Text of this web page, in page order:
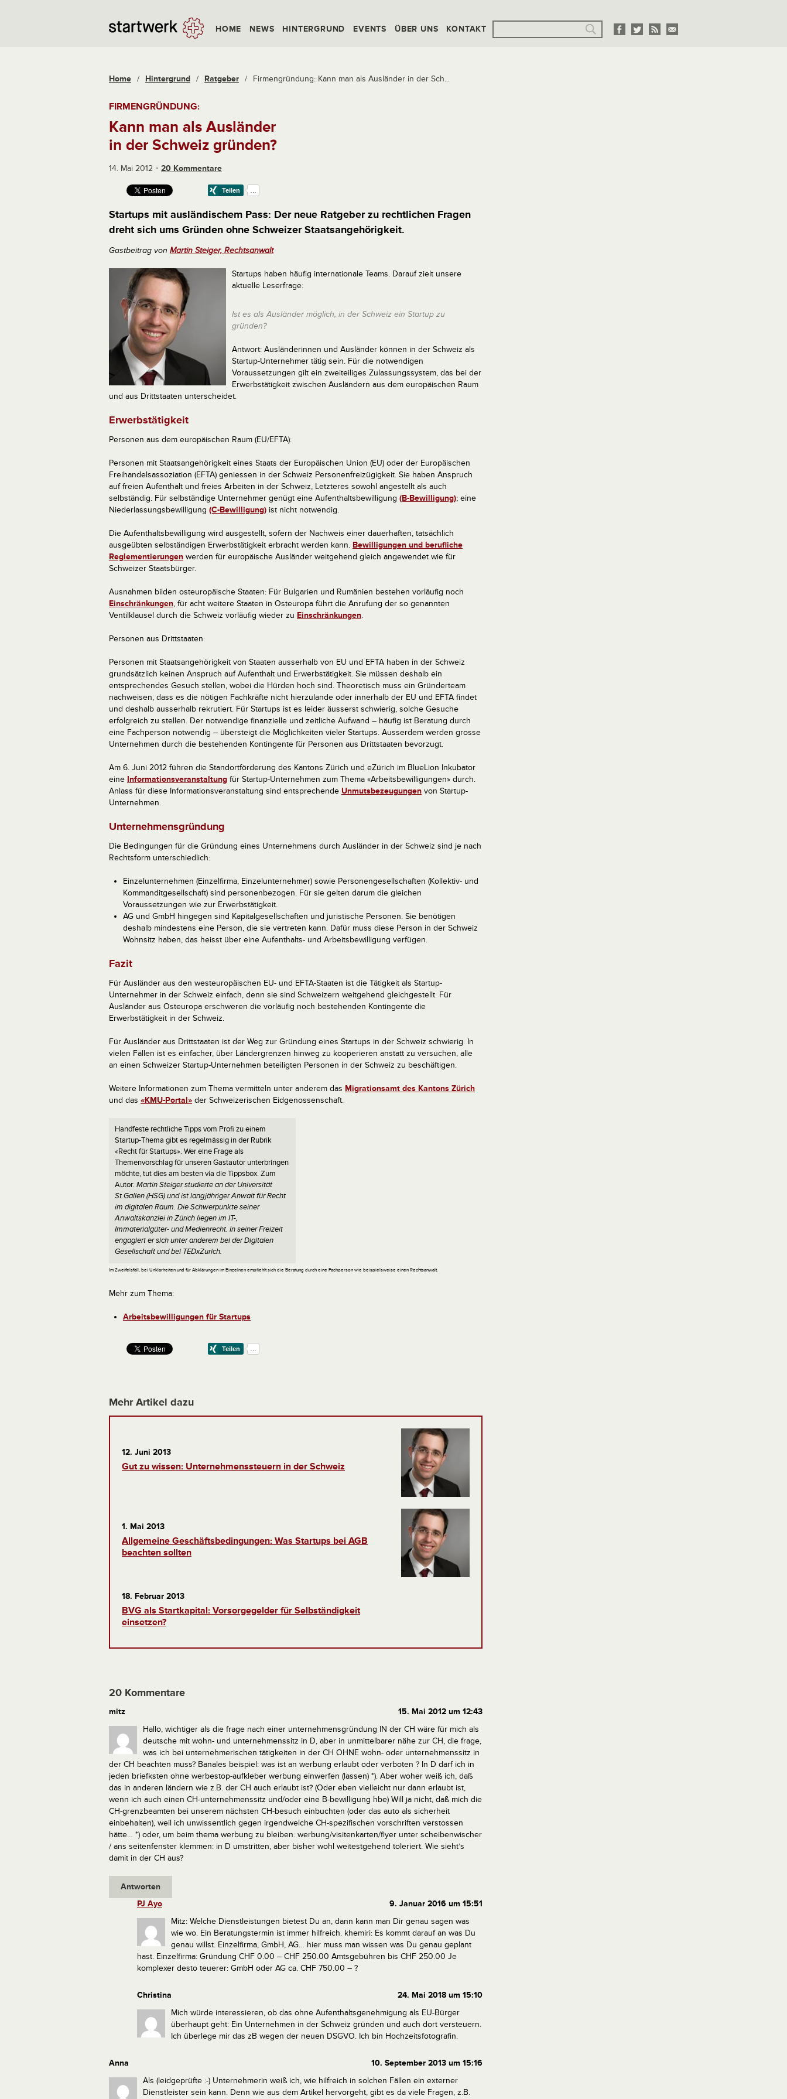
HOME NEWS HINTERGRUND EVENTS ÜBER UNS KONTAKT
Home / Hintergrund / Ratgeber / Firmengründung: Kann man als Ausländer in der Sch...
FIRMENGRÜNDUNG:
Kann man als Ausländer
in der Schweiz gründen?
14. Mai 2012 20 Kommentare
Startups mit ausländischem Pass: Der neue Ratgeber zu rechtlichen Fragen
dreht sich ums Gründen ohne Schweizer Staatsangehörigkeit.
Gastbeitrag von Martin Steiger, Rechtsanwalt
Startups haben häufig internationale Teams. Darauf zielt unsere
aktuelle Leserfrage:
Ist es als Ausländer möglich, in der Schweiz ein Startup zu
gründen?
Antwort: Ausländerinnen und Ausländer können in der Schweiz als
Startup-Unternehmer tätig sein. Für die notwendigen
Voraussetzungen gilt ein zweiteiliges Zulassungssystem, das bei der
Erwerbstätigkeit zwischen Ausländern aus dem europäischen Raum
und aus Drittstaaten unterscheidet.
Erwerbstätigkeit
Personen aus dem europäischen Raum (EU/EFTA):
Personen mit Staatsangehörigkeit eines Staats der Europäischen Union (EU) oder der Europäischen
Freihandelsassoziation (EFTA) geniessen in der Schweiz Personenfreizügigkeit. Sie haben Anspruch
auf freien Aufenthalt und freies Arbeiten in der Schweiz, Letzteres sowohl angestellt als auch
selbständig. Für selbständige Unternehmer genügt eine Aufenthaltsbewilligung (B-Bewilligung); eine
Niederlassungsbewilligung (C-Bewilligung) ist nicht notwendig.
Die Aufenthaltsbewilligung wird ausgestellt, sofern der Nachweis einer dauerhaften, tatsächlich
ausgeübten selbständigen Erwerbstätigkeit erbracht werden kann. Bewilligungen und berufliche
Reglementierungen werden für europäische Ausländer weitgehend gleich angewendet wie für
Schweizer Staatsbürger.
Ausnahmen bilden osteuropäische Staaten: Für Bulgarien und Rumänien bestehen vorläufig noch
Einschränkungen, für acht weitere Staaten in Osteuropa führt die Anrufung der so genannten
Ventilklausel durch die Schweiz vorläufig wieder zu Einschränkungen.
Personen aus Drittstaaten:
Personen mit Staatsangehörigkeit von Staaten ausserhalb von EU und EFTA haben in der Schweiz
grundsätzlich keinen Anspruch auf Aufenthalt und Erwerbstätigkeit. Sie müssen deshalb ein
entsprechendes Gesuch stellen, wobei die Hürden hoch sind. Theoretisch muss ein Gründerteam
nachweisen, dass es die nötigen Fachkräfte nicht hierzulande oder innerhalb der EU und EFTA findet
und deshalb ausserhalb rekrutiert. Für Startups ist es leider äusserst schwierig, solche Gesuche
erfolgreich zu stellen. Der notwendige finanzielle und zeitliche Aufwand – häufig ist Beratung durch
eine Fachperson notwendig – übersteigt die Möglichkeiten vieler Startups. Ausserdem werden grosse
Unternehmen durch die bestehenden Kontingente für Personen aus Drittstaaten bevorzugt.
Am 6. Juni 2012 führen die Standortförderung des Kantons Zürich und eZürich im BlueLion Inkubator
eine Informationsveranstaltung für Startup-Unternehmen zum Thema «Arbeitsbewilligungen» durch.
Anlass für diese Informationsveranstaltung sind entsprechende Unmutsbezeugungen von Startup-
Unternehmen.
Unternehmensgründung
Die Bedingungen für die Gründung eines Unternehmens durch Ausländer in der Schweiz sind je nach
Rechtsform unterschiedlich:
Einzelunternehmen (Einzelfirma, Einzelunternehmer) sowie Personengesellschaften (Kollektiv- und
Kommanditgesellschaft) sind personenbezogen. Für sie gelten darum die gleichen
Voraussetzungen wie zur Erwerbstätigkeit.
AG und GmbH hingegen sind Kapitalgesellschaften und juristische Personen. Sie benötigen
deshalb mindestens eine Person, die sie vertreten kann. Dafür muss diese Person in der Schweiz
Wohnsitz haben, das heisst über eine Aufenthalts- und Arbeitsbewilligung verfügen.
Fazit
Für Ausländer aus den westeuropäischen EU- und EFTA-Staaten ist die Tätigkeit als Startup-
Unternehmer in der Schweiz einfach, denn sie sind Schweizern weitgehend gleichgestellt. Für
Ausländer aus Osteuropa erschweren die vorläufig noch bestehenden Kontingente die
Erwerbstätigkeit in der Schweiz.
Für Ausländer aus Drittstaaten ist der Weg zur Gründung eines Startups in der Schweiz schwierig. In
vielen Fällen ist es einfacher, über Ländergrenzen hinweg zu kooperieren anstatt zu versuchen, alle
an einen Schweizer Startup-Unternehmen beteiligten Personen in der Schweiz zu beschäftigen.
Weitere Informationen zum Thema vermitteln unter anderem das Migrationsamt des Kantons Zürich
und das «KMU-Portal» der Schweizerischen Eidgenossenschaft.
Handfeste rechtliche Tipps vom Profi zu einem
Startup-Thema gibt es regelmässig in der Rubrik
«Recht für Startups». Wer eine Frage als
Themenvorschlag für unseren Gastautor unterbringen
möchte, tut dies am besten via die Tippsbox. Zum
Autor: Martin Steiger studierte an der Universität
St.Gallen (HSG) und ist langjähriger Anwalt für Recht
im digitalen Raum. Die Schwerpunkte seiner
Anwaltskanzlei in Zürich liegen im IT-,
Immaterialgüter- und Medienrecht. In seiner Freizeit
engagiert er sich unter anderem bei der Digitalen
Gesellschaft und bei TEDxZurich.
Im Zweifelsfall, bei Unklarheiten und für Abklärungen im Einzelnen empfiehlt sich die Beratung durch eine Fachperson wie beispielsweise einen Rechtsanwalt.
Mehr zum Thema:
Arbeitsbewilligungen für Startups
Mehr Artikel dazu
12. Juni 2013
Gut zu wissen: Unternehmenssteuern in der Schweiz
1. Mai 2013
Allgemeine Geschäftsbedingungen: Was Startups bei AGB
beachten sollten
18. Februar 2013
BVG als Startkapital: Vorsorgegelder für Selbständigkeit
einsetzen?
20 Kommentare
mitz
15. Mai 2012 um 12:43
Hallo, wichtiger als die frage nach einer unternehmensgründung IN der CH wäre für mich als
deutsche mit wohn- und unternehmenssitz in D, aber in unmittelbarer nähe zur CH, die frage,
was ich bei unternehmerischen tätigkeiten in der CH OHNE wohn- oder unternehmenssitz in
der CH beachten muss? Banales beispiel: was ist an werbung erlaubt oder verboten ? In D darf ich in
jeden briefksten ohne werbestop-aufkleber werbung einwerfen (lassen) *). Aber woher weiß ich, daß
das in anderen ländern wie z.B. der CH auch erlaubt ist? (Oder eben vielleicht nur dann erlaubt ist,
wenn ich auch einen CH-unternehmenssitz und/oder eine B-bewilligung hbe) Will ja nicht, daß mich die
CH-grenzbeamten bei unserem nächsten CH-besuch einbuchten (oder das auto als sicherheit
einbehalten), weil ich unwissentlich gegen irgendwelche CH-spezifischen vorschriften verstossen
hätte… *) oder, um beim thema werbung zu bleiben: werbung/visitenkarten/flyer unter scheibenwischer
/ ans seitenfenster klemmen: in D umstritten, aber bisher wohl weitestgehend toleriert. Wie sieht’s
damit in der CH aus?
Antworten
PJ Ayo
9. Januar 2016 um 15:51
Mitz: Welche Dienstleistungen bietest Du an, dann kann man Dir genau sagen was
wie wo. Ein Beratungstermin ist immer hilfreich. khemiri: Es kommt darauf an was Du
genau willst. Einzelfirma, GmbH, AG… hier muss man wissen was Du genau geplant
hast. Einzelfirma: Gründung CHF 0.00 – CHF 250.00 Amtsgebühren bis CHF 250.00 Je
komplexer desto teuerer: GmbH oder AG ca. CHF 750.00 – ?
Christina
24. Mai 2018 um 15:10
Mich würde interessieren, ob das ohne Aufenthaltsgenehmigung als EU-Bürger
überhaupt geht: Ein Unternehmen in der Schweiz gründen und auch dort versteuern.
Ich überlege mir das zB wegen der neuen DSGVO. Ich bin Hochzeitsfotografin.
Anna
10. September 2013 um 15:16
Als (leidgeprüfte :-) Unternehmerin weiß ich, wie hilfreich in solchen Fällen ein externer
Dienstleister sein kann. Denn wie aus dem Artikel hervorgeht, gibt es da viele Fragen, z.B.